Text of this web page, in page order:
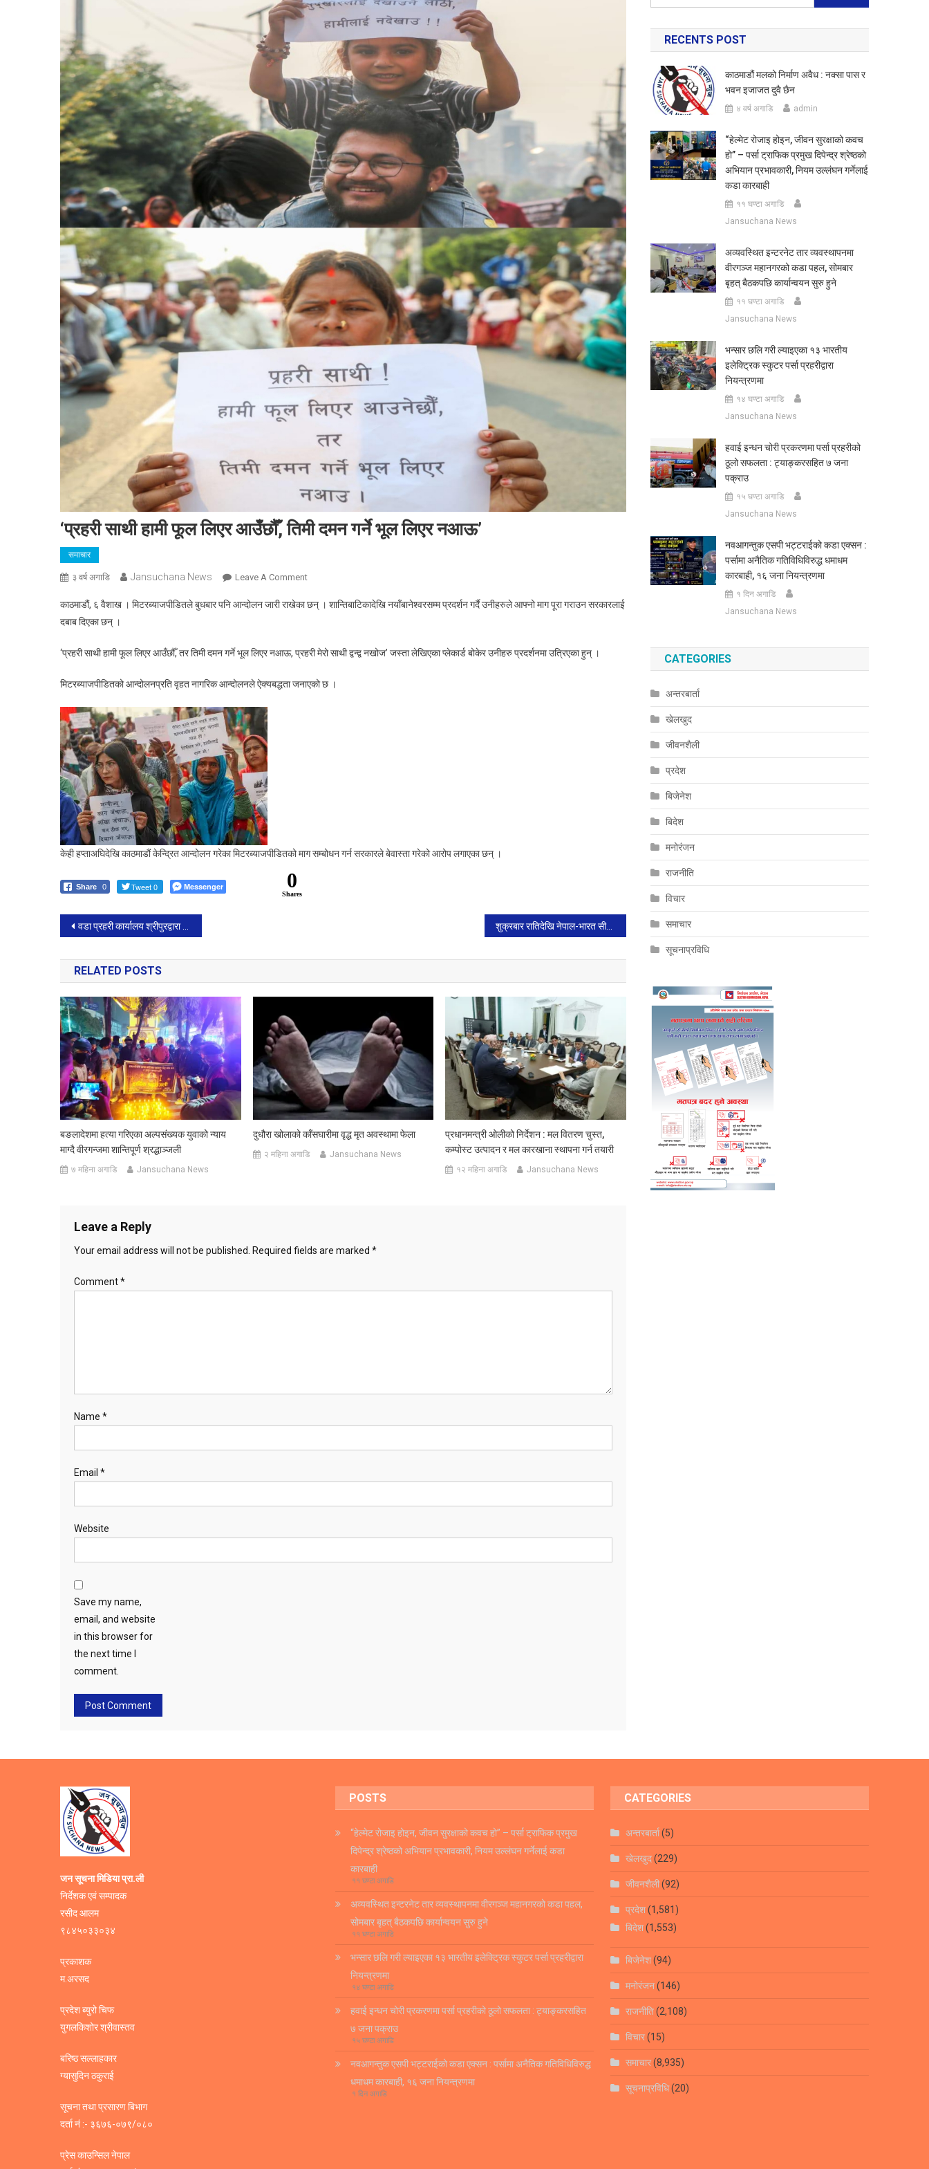
‘प्रहरी साथी हामी फूल लिएर आउँछौँ, तिमी दमन गर्ने भूल लिएर नआऊ’
समाचार
३ वर्ष अगाडि Jansuchana News Leave A CommentOn
साथी
लिएर
तिमी
काठमाडौं, ६ वैशाख । मिटरब्याजपीडितले बुधबार पनि आन्दोलन जारी राखेका छन् । शान्तिबाटिकादेखि नयाँबानेश्वरसम्म प्रदर्शन गर्दै उनीहरुले आफ्नो माग पूरा गराउन सरकारलाई
दबाब दिएका छन् ।
‘प्रहरी साथी हामी फूल लिएर आउँछौँ, तर तिमी दमन गर्ने भूल लिएर नआऊ, प्रहरी मेरो साथी द्वन्द्व नखोज’ जस्ता लेखिएका प्लेकार्ड बोकेर उनीहरु प्रदर्शनमा उत्रिएका हुन् ।
मिटरब्याजपीडितको आन्दोलनप्रति वृहत नागरिक आन्दोलनले ऐक्यबद्धता जनाएको छ ।
केही हप्ताअघिदेखि काठमाडौं केन्द्रित आन्दोलन गरेका मिटरब्याजपीडितको माग सम्बोधन गर्न सरकारले बेवास्ता गरेको आरोप लगाएका छन् ।
Share 0 Tweet 0 Messenger 0
Shares
Post
navigation
वडा प्रहरी कार्यालय श्रीपुरद्वारा १९ लाख भन्दा बढीका हुण्डीका रकमसहित ३ जना मानिसहरू पक्राउ । शुक्रबार रातिदेखि नेपाल-भारत सीमानाका बन्द हुने
RELATED POSTS
बङलादेशमा हत्या गरिएका अल्पसंख्यक युवाको न्याय
माग्दै वीरगन्जमा शान्तिपूर्ण श्रद्धाञ्जली
७ महिना अगाडि Jansuchana News
दुधौरा खोलाको काँसघारीमा वृद्ध मृत अवस्थामा फेला
२ महिना अगाडि Jansuchana News
प्रधानमन्त्री ओलीको निर्देशन : मल वितरण चुस्त,
कम्पोस्ट उत्पादन र मल कारखाना स्थापना गर्न तयारी
१२ महिना अगाडि Jansuchana News
Leave a Reply
Your email address will not be published. Required fields are marked *
Comment*
Name *
Email *
Website
Save my name,
email, and website
in this browser for
the next time I
comment.
for:
RECENTS POST
काठमाडौं मलको निर्माण अवैध : नक्सा पास र
भवन इजाजत दुवै छैन
४ वर्ष अगाडि admin
“हेल्मेट रोजाइ होइन, जीवन सुरक्षाको कवच
हो” – पर्सा ट्राफिक प्रमुख दिपेन्द्र श्रेष्ठको
अभियान प्रभावकारी, नियम उल्लंघन गर्नेलाई
कडा कारबाही
११ घण्टा अगाडि
Jansuchana News
अव्यवस्थित इन्टरनेट तार व्यवस्थापनमा
वीरगञ्ज महानगरको कडा पहल, सोमबार
बृहत् बैठकपछि कार्यान्वयन सुरु हुने
११ घण्टा अगाडि
Jansuchana News
भन्सार छलि गरी ल्याइएका १३ भारतीय
इलेक्ट्रिक स्कुटर पर्सा प्रहरीद्वारा
नियन्त्रणमा
१४ घण्टा अगाडि
Jansuchana News
हवाई इन्धन चोरी प्रकरणमा पर्सा प्रहरीको
ठूलो सफलता : ट्याङ्करसहित ७ जना
पक्राउ
१५ घण्टा अगाडि
Jansuchana News
नवआगन्तुक एसपी भट्टराईको कडा एक्सन :
पर्सामा अनैतिक गतिविधिविरुद्ध धमाधम
कारबाही, १६ जना नियन्त्रणमा
१ दिन अगाडि
Jansuchana News
CATEGORIES
अन्तरबार्ता
खेलखुद
जीवनशैली
प्रदेश
बिजेनेश
बिदेश
मनोरंजन
राजनीति
विचार
समाचार
सूचनाप्रविधि
जन सूचना मिडिया प्रा.ली
निर्देशक एवं सम्पादक
रसीद आलम
९८४५०३३०३४
प्रकाशक
म.अरसद
प्रदेश ब्युरो चिफ
युगलकिशोर श्रीवास्तव
बरिष्ठ सल्लाहकार
ग्यासुदिन ठकुराई
सूचना तथा प्रसारण बिभाग
दर्ता नं :- ३६७६-०७९/०८०
प्रेस काउन्सिल नेपाल
POSTS
“हेल्मेट रोजाइ होइन, जीवन सुरक्षाको कवच हो” – पर्सा ट्राफिक प्रमुख
दिपेन्द्र श्रेष्ठको अभियान प्रभावकारी, नियम उल्लंघन गर्नेलाई कडा
कारबाही
११ घण्टा अगाडि
अव्यवस्थित इन्टरनेट तार व्यवस्थापनमा वीरगञ्ज महानगरको कडा पहल,
सोमबार बृहत् बैठकपछि कार्यान्वयन सुरु हुने
११ घण्टा अगाडि
भन्सार छलि गरी ल्याइएका १३ भारतीय इलेक्ट्रिक स्कुटर पर्सा प्रहरीद्वारा
नियन्त्रणमा
१४ घण्टा अगाडि
हवाई इन्धन चोरी प्रकरणमा पर्सा प्रहरीको ठूलो सफलता : ट्याङ्करसहित
७ जना पक्राउ
१५ घण्टा अगाडि
नवआगन्तुक एसपी भट्टराईको कडा एक्सन : पर्सामा अनैतिक गतिविधिविरुद्ध
धमाधम कारबाही, १६ जना नियन्त्रणमा
१ दिन अगाडि
CATEGORIES
अन्तरबार्ता(5)
खेलखुद(229)
जीवनशैली(92)
प्रदेश(1,581)
बिदेश(1,553)
बिजेनेश(94)
मनोरंजन(146)
राजनीति(2,108)
विचार(15)
समाचार(8,935)
सूचनाप्रविधि(20)